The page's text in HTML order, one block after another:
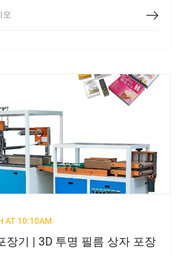
오 더 읽으십시오
AT 10:10AM
장기 | 3D 투명 필름 상자 포장